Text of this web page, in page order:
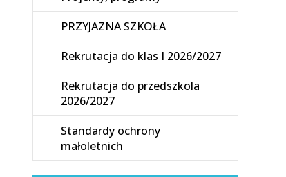
PRZYJAZNA SZKOŁA
Rekrutacja do klas I 2026/2027
Rekrutacja do przedszkola
2026/2027
Standardy ochrony
małoletnich